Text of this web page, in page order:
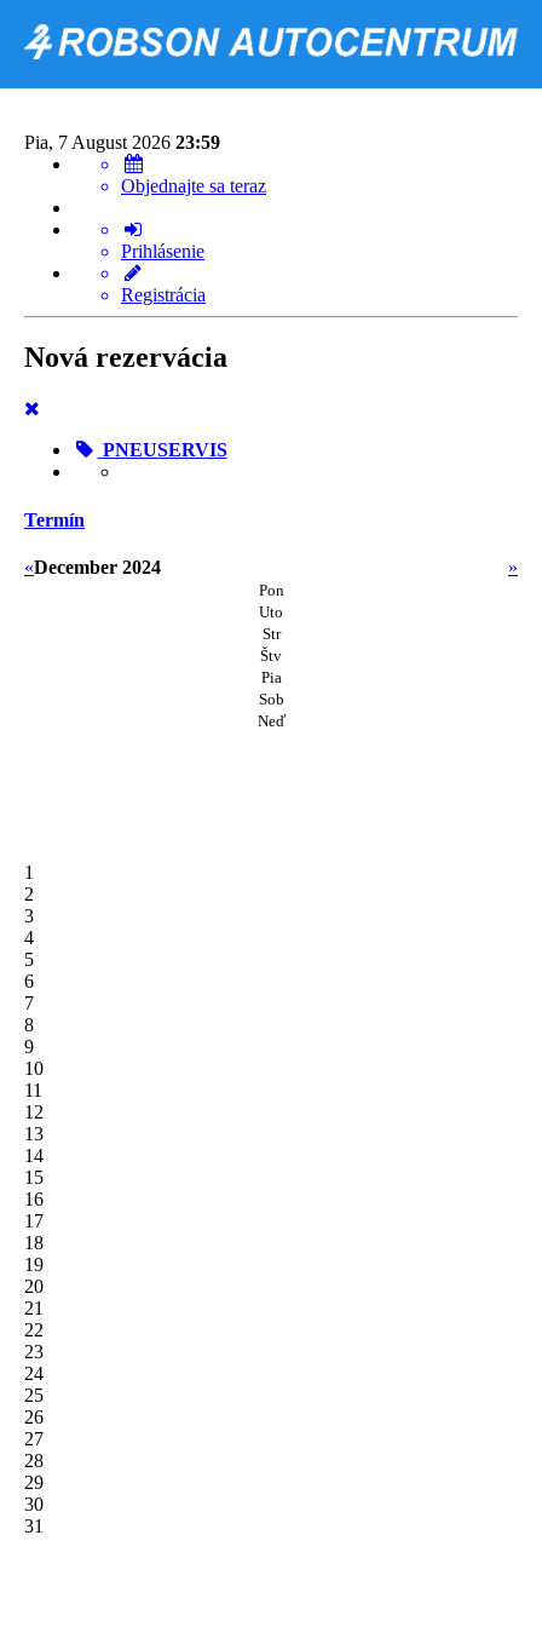
Pia, 7 August 2026 23:59
Objednajte sa teraz
Prihlásenie
Registrácia
Nová rezervácia
PNEUSERVIS
Termín
« »
December 2024
Pon
Uto
Str
Štv
Pia
Sob
Neď
1
2
3
4
5
6
7
8
9
10
11
12
13
14
15
16
17
18
19
20
21
22
23
24
25
26
27
28
29
30
31